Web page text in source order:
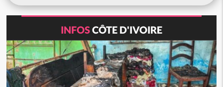
INFOSCÔTE D'IVOIRE